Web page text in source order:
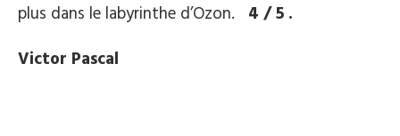
plus dans le labyrinthe d’Ozon. 4 / 5 .
Victor Pascal